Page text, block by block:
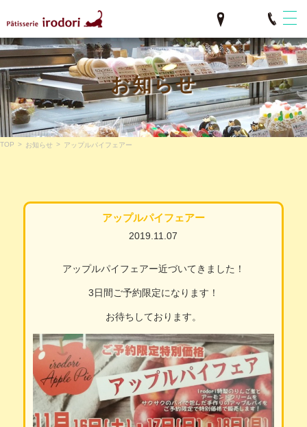
お知らせ
TOP > お知らせ > アップルパイフェアー
アップルパイフェアー
2019.11.07
アップルパイフェアー近づいてきました！
3日間ご予約限定になります！
お待ちしております。